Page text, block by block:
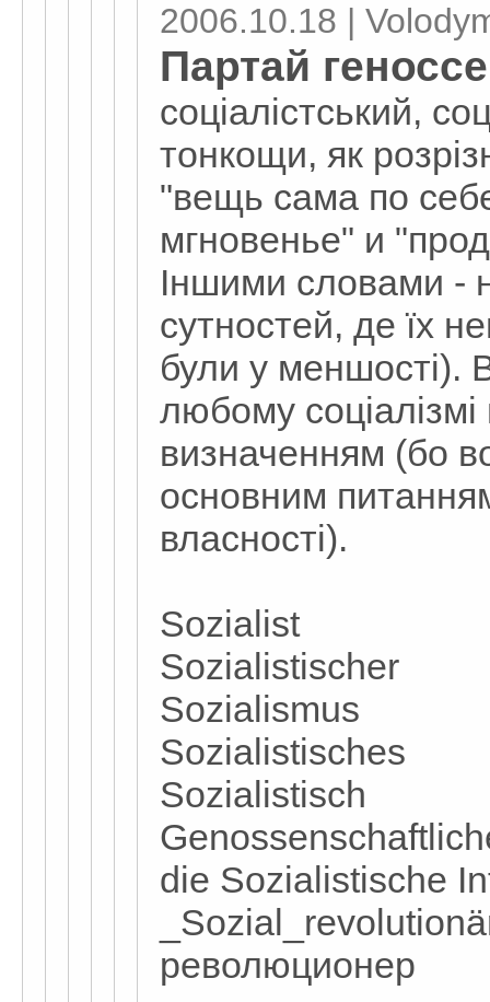
2006.10.18 |
Партай геноссе
соціалістський,
тонкощи, як
"вещь сама по
мгновенье" и
Іншими словами -
сутностей, де їх
були у меншості).
любому
визначенням (бо
основним
власності).
Sozialist
Sozialistischer
Sozialismus
Sozialistisches
Sozialistisch
die Sozialistische
революционер